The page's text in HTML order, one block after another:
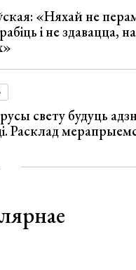
«Няхай не
і не здавацца,
свету будуць
Расклад